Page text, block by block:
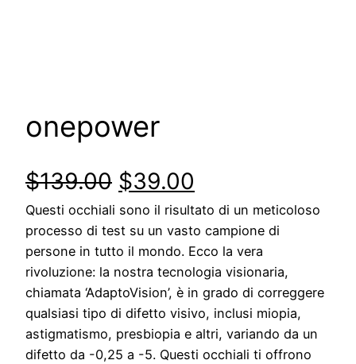
onepower
$139.00 $39.00
Questi occhiali sono il risultato di un meticoloso
processo di test su un vasto campione di
persone in tutto il mondo. Ecco la vera
rivoluzione: la nostra tecnologia visionaria,
chiamata ‘AdaptoVision’, è in grado di correggere
qualsiasi tipo di difetto visivo, inclusi miopia,
astigmatismo, presbiopia e altri, variando da un
difetto da -0,25 a -5. Questi occhiali ti offrono